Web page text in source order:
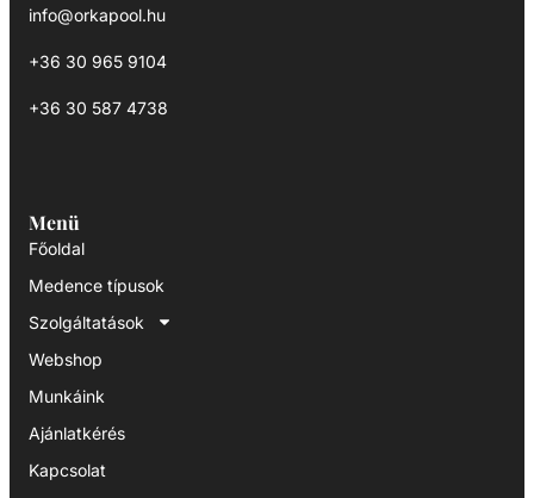
info@orkapool.hu
+36 30 965 9104
+36 30 587 4738
Menü
Főoldal
Medence típusok
Szolgáltatások
Webshop
Munkáink
Ajánlatkérés
Kapcsolat